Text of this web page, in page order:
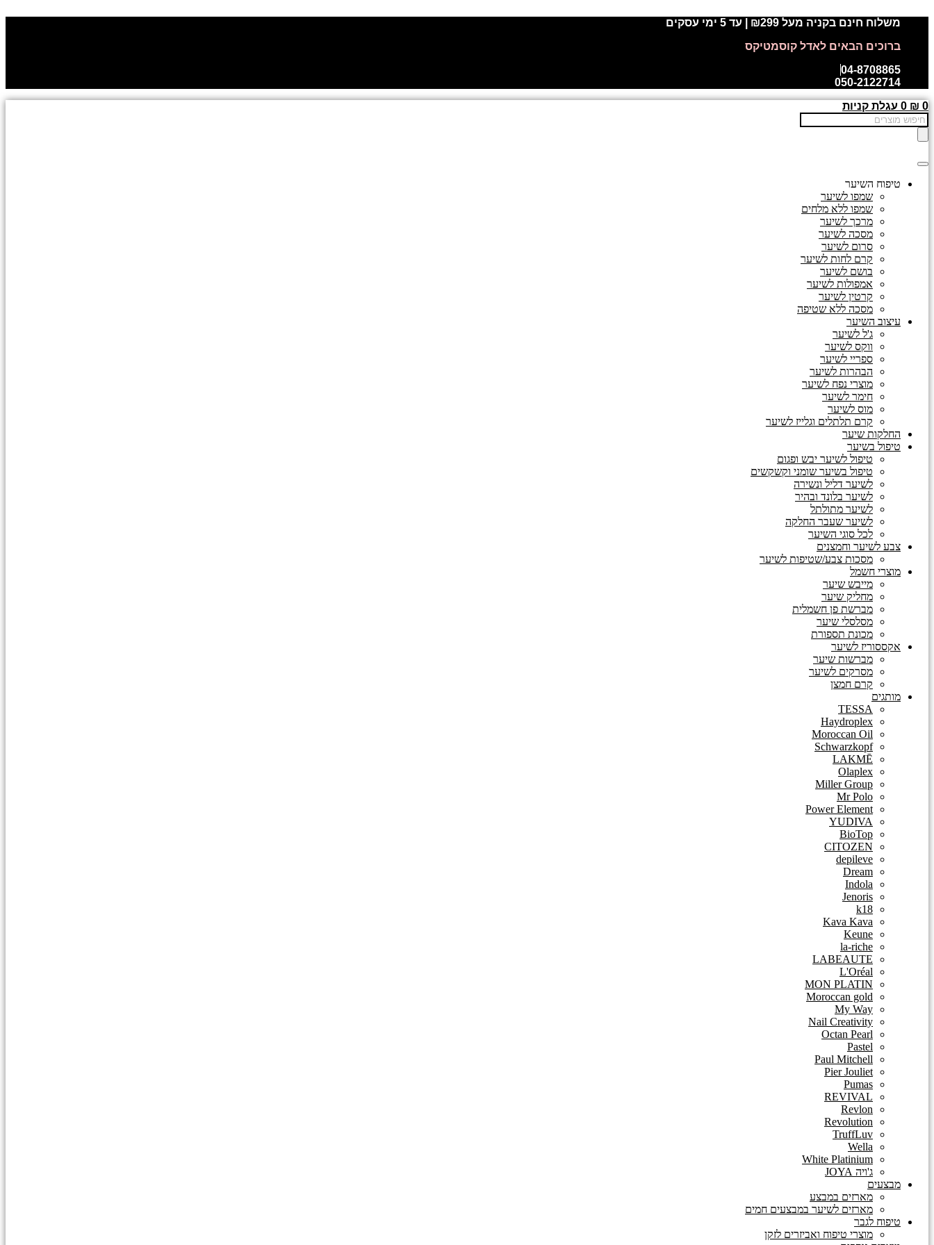
משלוח חינם בקניה מעל ₪299 | עד 5 ימי עסקים
ברוכים הבאים לאדל קוסמטיקס
04-8708865
050-2122714
₪ 0
0 עגלת קניות
Products
search
טיפוח השיער
שמפו לשיער
שמפו ללא מלחים
מרכך לשיער
מסכה לשיער
סרום לשיער
קרם לחות לשיער
בושם לשיער
אמפולות לשיער
קרטין לשיער
מסכה ללא שטיפה
עיצוב השיער
ג'ל לשיער
ווקס לשיער
ספריי לשיער
הבהרות לשיער
מוצרי נפח לשיער
חימר לשיער
מוס לשיער
קרם תלתלים וגלייז לשיער
החלקות שיער
טיפול בשיער
טיפול לשיער יבש ופגום
טיפול בשיער שומני וקשקשים
לשיער דליל ונשירה
לשיער בלונד ובהיר
לשיער מתולתל
לשיער שעבר החלקה
לכל סוגי השיער
צבע לשיער וחמצנים
מסכות צבע/שטיפות לשיער
מוצרי חשמל
מייבש שיער
מחליק שיער
מברשת פן חשמלית
מסלסלי שיער
מכונת תספורת
אקססוריז לשיער
מברשות שיער
מסרקים לשיער
קרם חמצן
מותגים
TESSA
Haydroplex
Moroccan Oil
Schwarzkopf
LAKMĒ
Olaplex
Miller Group
Mr Polo
Power Element
YUDIVA
BioTop
CITOZEN
depileve
Dream
Indola
Jenoris
k18
Kava Kava
Keune
la-riche
LABEAUTE
L'Oréal
MON PLATIN
Moroccan gold
My Way
Nail Creativity
Octan Pearl
Pastel
Paul Mitchell
Pier Jouliet
Pumas
REVIVAL
Revlon
Revolution
TruffLuv
Wella
White Platinium
ג'ויה JOYA
מבצעים
מארזים במבצע
מארזים לשיער במבצעים חמים
טיפוח לגבר
מוצרי טיפוח ואביזרים לזקן